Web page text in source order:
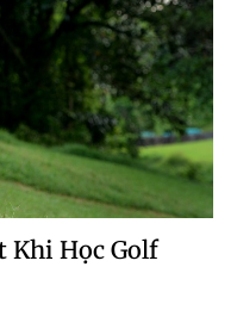
Khi Học Golf